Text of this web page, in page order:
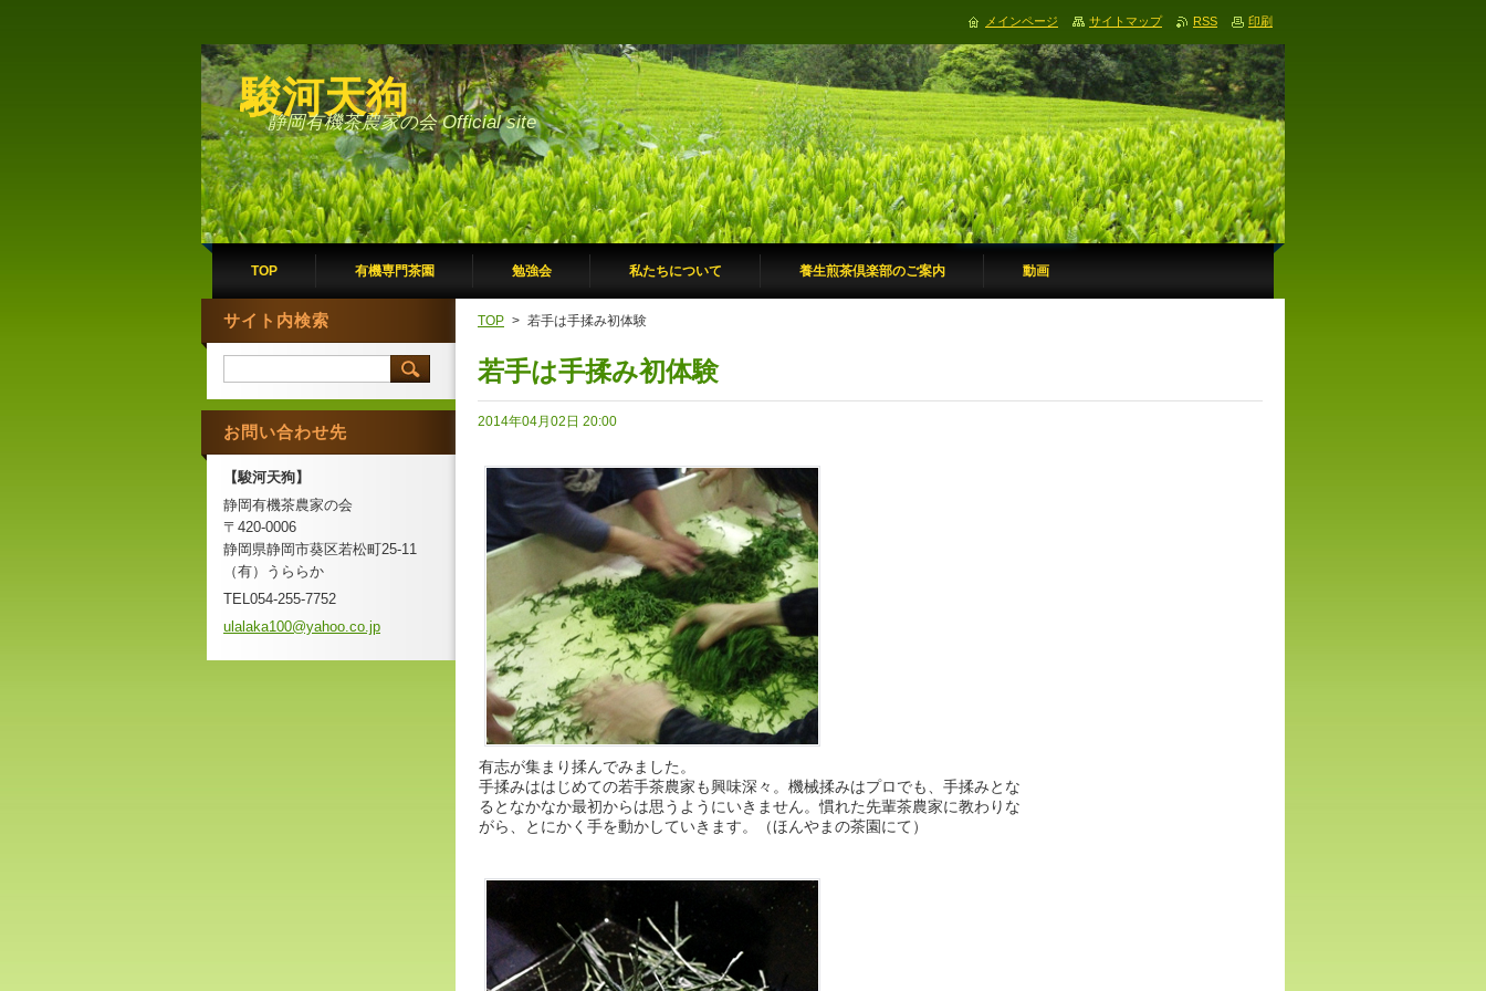
駿河天狗
静岡有機茶農家の会 Official site
TOP 有機専門茶園 勉強会 私たちについて 養生煎茶倶楽部のご案内 動画
TOP > 若手は手揉み初体験
若手は手揉み初体験
2014年04月02日 20:00
有志が集まり揉んでみました。
手揉みははじめての若手茶農家も興味深々。機械揉みはプロでも、手揉みとな
るとなかなか最初からは思うようにいきません。慣れた先輩茶農家に教わりな
がら、とにかく手を動かしていきます。（ほんやまの茶園にて）
サイト内検索
お問い合わせ先
【駿河天狗】
静岡有機茶農家の会
〒420-0006
静岡県静岡市葵区若松町25-11
（有）うららか
TEL054-255-7752
ulalaka100@yahoo.co.jp
メインページ サイトマップ RSS 印刷